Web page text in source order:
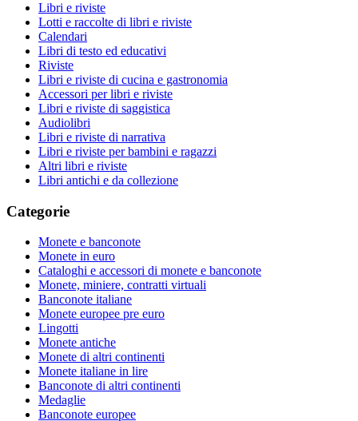
Libri e riviste
Lotti e raccolte di libri e riviste
Calendari
Libri di testo ed educativi
Riviste
Libri e riviste di cucina e gastronomia
Accessori per libri e riviste
Libri e riviste di saggistica
Audiolibri
Libri e riviste di narrativa
Libri e riviste per bambini e ragazzi
Altri libri e riviste
Libri antichi e da collezione
Categorie
Monete e banconote
Monete in euro
Cataloghi e accessori di monete e banconote
Monete, miniere, contratti virtuali
Banconote italiane
Monete europee pre euro
Lingotti
Monete antiche
Monete di altri continenti
Monete italiane in lire
Banconote di altri continenti
Medaglie
Banconote europee